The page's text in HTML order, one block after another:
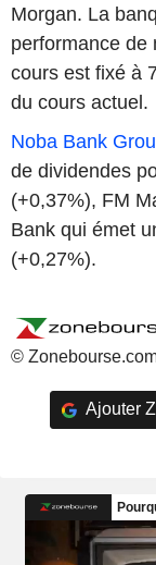
Morgan. La
performance de
cours est fixé à
du cours actuel.
Noba Bank
de dividendes
(+0,37%), FM
Bank qui émet
(+0,27%).
©
Ajouter